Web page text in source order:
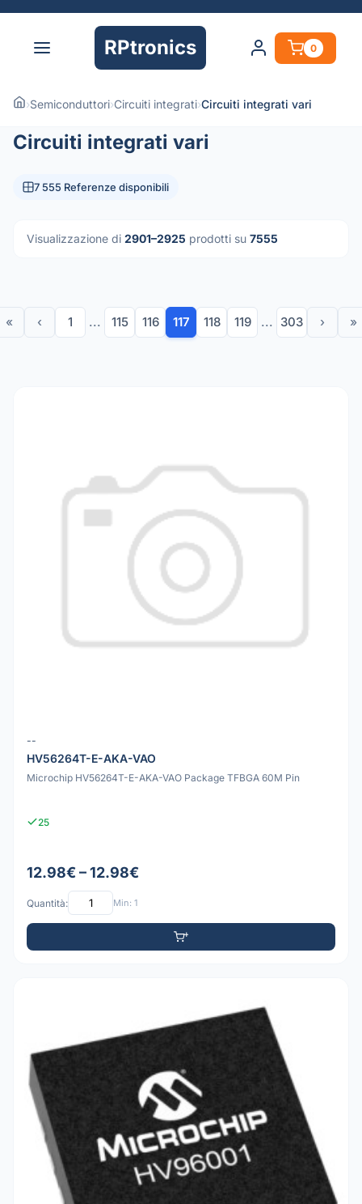
RPtronics 0
›Semiconduttori›Circuiti integrati›Circuiti integrati vari
Circuiti integrati vari
7 555 Referenze disponibili
Visualizzazione di 2901–2925 prodotti su 7555
« ‹ 1 ... 115 116 117 118 119 ... 303 › »
--
HV56264T-E-AKA-VAO
Microchip HV56264T-E-AKA-VAO Package TFBGA 60M Pin
25
12.98€ – 12.98€
Quantità: Min: 1